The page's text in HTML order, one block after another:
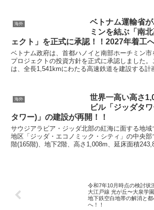
海外
ベトナム運輸省
ミンを結ぶ「南
ェクト」を正式に承認！！2027年着工へ
ベトナム政府は、首都ハノイと南部ホーチミン
プロジェクトの投資方針を正式に承認しました。
は、全長1,541kmにわたる高速鉄道を建設する計
海外
世界一高い高さ
ビル「ジッダタ
タワー)」の建設が再開！！
サウジアラビア・ジッダ北部の紅海に面する地
地区「ジッダ・エコノミック・シティ」の中央
階(165階)、地下2階、高さ1,008m、延床面積
令和7年10月時点の検討状
大江戸線 光が丘〜大泉学
地下鉄空白地帯の解消と
へ！！